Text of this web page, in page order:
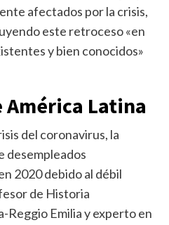
afectados por la crisis,
este retroceso «en
y bien conocidos»
Latina
del coronavirus, la
desempleados
2020 debido al débil
de Historia
Reggio Emilia y experto en